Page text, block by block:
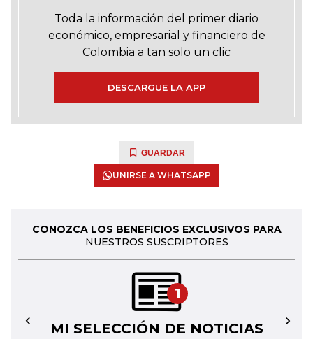
Toda la información del primer diario
económico, empresarial y financiero de
Colombia a tan solo un clic
DESCARGUE LA APP
GUARDAR
UNIRSE A WHATSAPP
CONOZCA LOS BENEFICIOS EXCLUSIVOS PARA
NUESTROS SUSCRIPTORES
1
MI SELECCIÓN DE NOTICIAS
← →